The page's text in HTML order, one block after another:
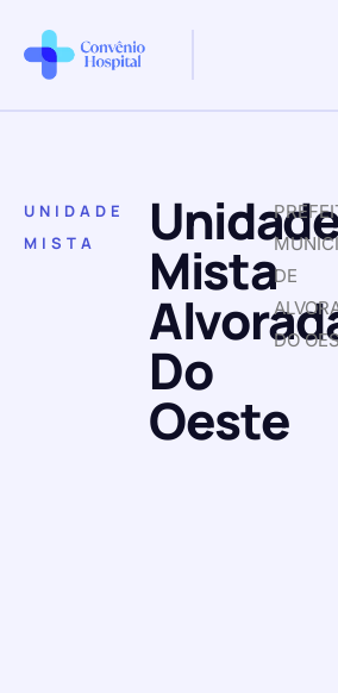
UNIDADE
MISTA
Mista
Do
Oeste
DE
DO